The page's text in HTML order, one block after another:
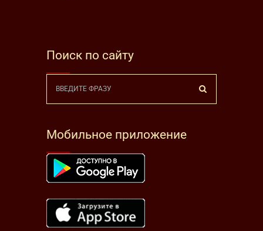
Поиск по сайту
Мобильное приложение